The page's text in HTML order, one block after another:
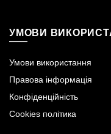
УМОВИ
Умови використання
Правова інформація
Конфіденційність
Cookies політика